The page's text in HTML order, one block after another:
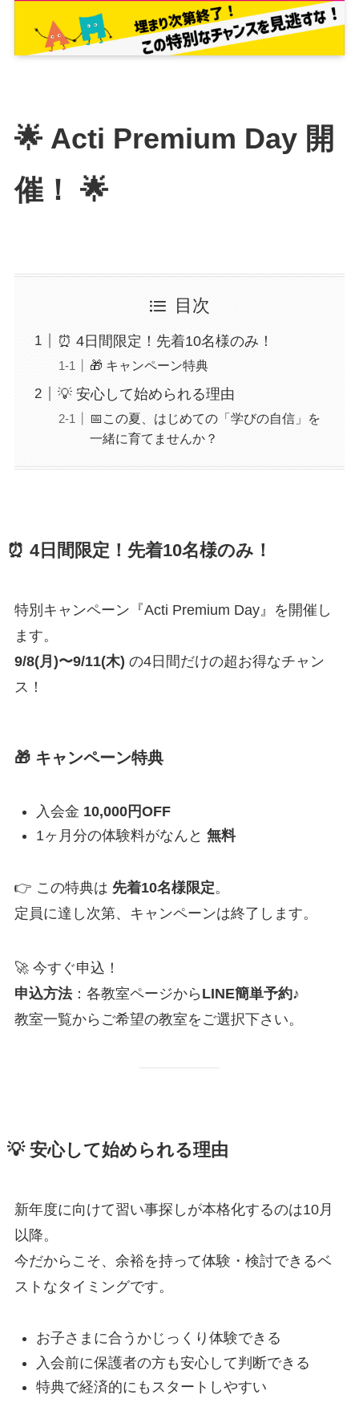
🌟 Acti Premium Day 開
催！ 🌟
目次
⏰ 4日間限定！先着10名様のみ！
🎁 キャンペーン特典
💡 安心して始められる理由
📅この夏、はじめての「学びの自信」を
一緒に育てませんか？
⏰ 4日間限定！先着10名様のみ！
特別キャンペーン『Acti Premium Day』を開催し
ます。
9/8(月)〜9/11(木) の4日間だけの超お得なチャン
ス！
🎁 キャンペーン特典
入会金 10,000円OFF
1ヶ月分の体験料がなんと 無料
👉 この特典は 先着10名様限定。
定員に達し次第、キャンペーンは終了します。
🚀 今すぐ申込！
申込方法：各教室ページから LINE簡単予約♪
教室一覧からご希望の教室をご選択下さい。
💡 安心して始められる理由
新年度に向けて習い事探しが本格化するのは10月
以降。
今だからこそ、余裕を持って体験・検討できるベ
ストなタイミングです。
お子さまに合うかじっくり体験できる
入会前に保護者の方も安心して判断できる
特典で経済的にもスタートしやすい